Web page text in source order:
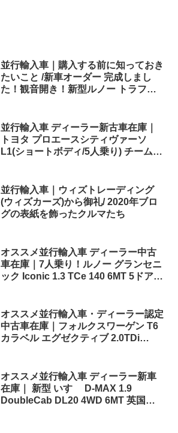
並行輸入車｜購入する前に知っておき
たいこと /新車オーダー 完成しまし
た！観音開き！新型ルノー トラフィ
並行輸入車 ディーラー新古車在庫｜
トヨタ プロエースシティヴァーソ
L1(ショートボディ/5人乗り) チームド
並行輸入車｜ウィズトレーディング
(ウィズカーズ)から御礼/ 2020年ブロ
グの表紙を飾ったクルマたち
オススメ並行輸入車 ディーラー中古
車在庫｜7人乗り！ルノー グランセニ
ック Iconic 1.3 TCe 140 6MT 5ドア
オススメ並行輸入車・ディーラー認定
中古車在庫｜フォルクスワーゲン T6
カラベル エグゼクティブ 2.0TDi
オススメ並行輸入車 ディーラー新車
在庫｜ 新型 いすゞ D-MAX 1.9
DoubleCab DL20 4WD 6MT 英国仕